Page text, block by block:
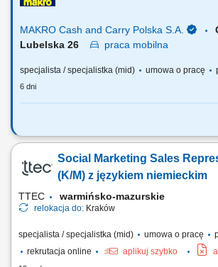
spotkań doradczych zarówno w formie zdalnej, jak i
MAKRO Cash and Carry Polska S.A.
Lubelska 26
praca mobilna
specjalista / specjalistka (mid) umowa o pracę
6 dni
Do Twoich głównych zadań będzie należało:
klientów i budowanie długotrwałych relacji.
HoReCa. Identyfikacja potrzeb klientów oraz
w zakresie rozwoju na rynku HoReCa. Realizacja
Social Marketing Sales
(K/M) z językiem niemieckim
TTEC warmińsko-mazurskie
relokacja do: Kraków
specjalista / specjalistka (mid) umowa o pracę
rekrutacja online
aplikuj szybko